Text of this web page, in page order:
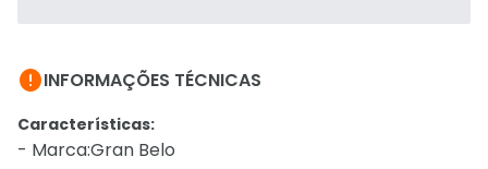
INFORMAÇÕES TÉCNICAS
Características:
- Marca:Gran Belo